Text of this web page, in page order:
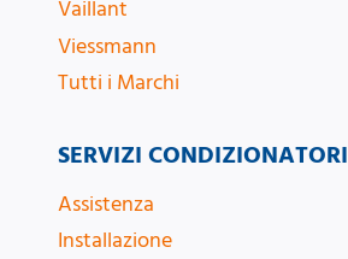
Vaillant
Viessmann
Tutti i Marchi
SERVIZI CONDIZIONATORI
Assistenza
Installazione